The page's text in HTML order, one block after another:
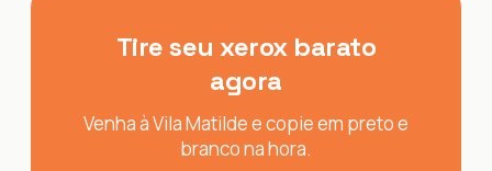
Tire seu xerox barato
agora
Venha à Vila Matilde e copie em preto e
branco na hora.